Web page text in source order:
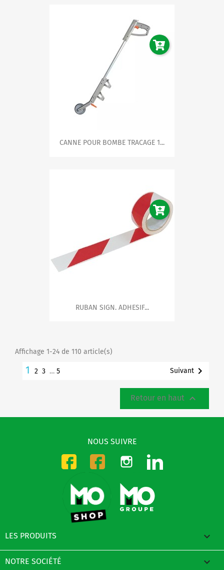
CANNE POUR BOMBE TRACAGE 1...
RUBAN SIGN. ADHESIF...
Affichage 1-24 de 110 article(s)
1 2 3 … 5 Suivant 
Retour en haut 
NOUS SUIVRE
Facebook-CMOFacebook-DMO
Instagram
LES PRODUITS 
NOTRE SOCIÉTÉ 